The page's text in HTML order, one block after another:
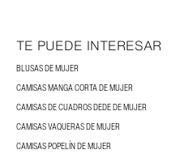
TE PUEDE INTERESAR
BLUSAS DE MUJER
CAMISAS MANGA CORTA DE MUJER
CAMISAS DE CUADROS DEDE DE MUJER
CAMISAS VAQUERAS DE MUJER
CAMISAS POPELÍN DE MUJER